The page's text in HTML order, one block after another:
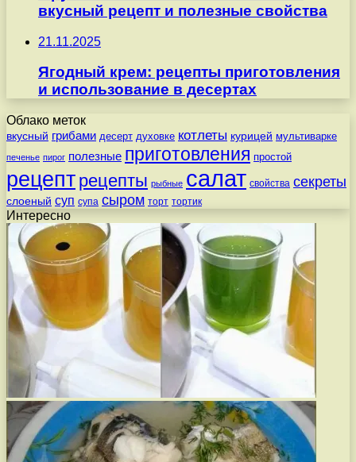
вкусный рецепт и полезные свойства
21.11.2025
Ягодный крем: рецепты приготовления
и использование в десертах
Облако меток
вкусный грибами десерт духовке котлеты курицей мультиварке
печенье пирог полезные приготовления простой
рецепт рецепты рыбные салат свойства секреты
слоеный суп супа сыром торт тортик
Интересно